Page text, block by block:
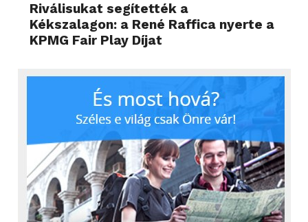
Riválisukat segítették a
Kékszalagon: a René Raffica nyerte a
KPMG Fair Play Díjat